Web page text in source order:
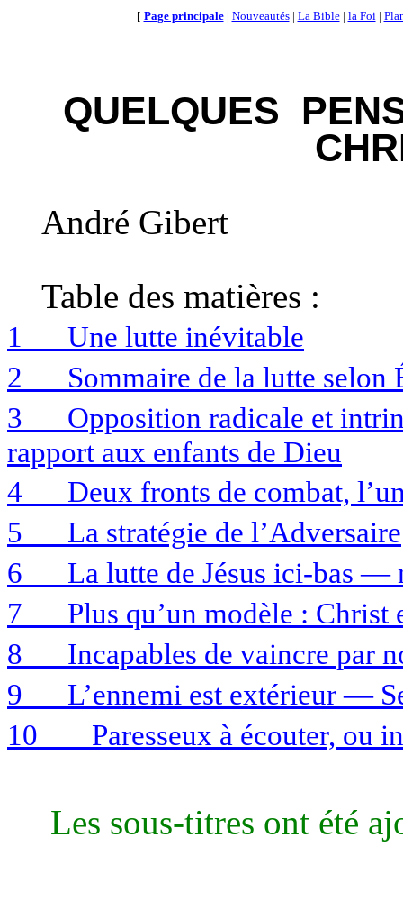
[ Page principale| Nouveautés| La Bible| la Foi|
QUELQUES
André Gibert
Table des matières :
1
Une lutte inévitable
2
Sommaire de la lutte selon
3
Opposition radicale et
rapport aux enfants de Dieu
4
Deux fronts de combat,
5
La stratégie de l’Adversaire
6
La lutte de Jésus ici-bas —
7
Plus qu’un modèle :
8
Incapables de vaincre par
9
L’ennemi est extérieur —
10
Paresseux à écouter, ou
Les sous-titres ont été